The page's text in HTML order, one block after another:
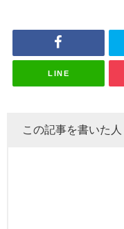
LINE
この記事を書いた人